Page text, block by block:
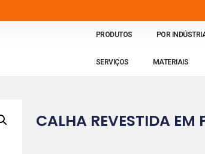
PRODUTOS POR
SERVIÇOS MATERIAIS
CALHA REVESTIDA EM